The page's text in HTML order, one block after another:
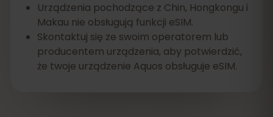
Urządzenia pochodzące z Chin, Hongkongu i
Makau nie obsługują funkcji eSIM.
Skontaktuj się ze swoim operatorem lub
producentem urządzenia, aby potwierdzić,
że twoje urządzenie Aquos obsługuje eSIM.